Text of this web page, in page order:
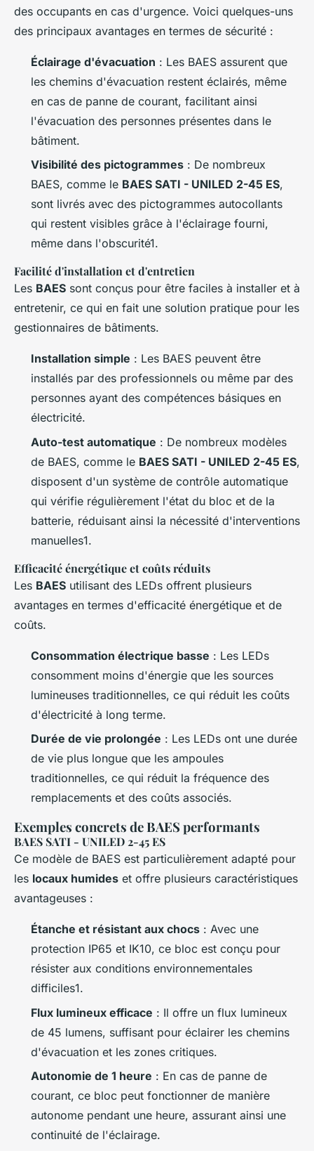
des occupants en cas d'urgence. Voici quelques-uns
des principaux avantages en termes de sécurité :
Éclairage d'évacuation : Les BAES assurent que
les chemins d'évacuation restent éclairés, même
en cas de panne de courant, facilitant ainsi
l'évacuation des personnes présentes dans le
bâtiment.
Visibilité des pictogrammes : De nombreux
BAES, comme le BAES SATI - UNILED 2-45 ES,
sont livrés avec des pictogrammes autocollants
qui restent visibles grâce à l'éclairage fourni,
même dans l'obscurité1.
Facilité d'installation et d'entretien
Les BAES sont conçus pour être faciles à installer et à
entretenir, ce qui en fait une solution pratique pour les
gestionnaires de bâtiments.
Installation simple : Les BAES peuvent être
installés par des professionnels ou même par des
personnes ayant des compétences básiques en
électricité.
Auto-test automatique : De nombreux modèles
de BAES, comme le BAES SATI - UNILED 2-45 ES,
disposent d'un système de contrôle automatique
qui vérifie régulièrement l'état du bloc et de la
batterie, réduisant ainsi la nécessité d'interventions
manuelles1.
Efficacité énergétique et coûts réduits
Les BAES utilisant des LEDs offrent plusieurs
avantages en termes d'efficacité énergétique et de
coûts.
Consommation électrique basse : Les LEDs
consomment moins d'énergie que les sources
lumineuses traditionnelles, ce qui réduit les coûts
d'électricité à long terme.
Durée de vie prolongée : Les LEDs ont une durée
de vie plus longue que les ampoules
traditionnelles, ce qui réduit la fréquence des
remplacements et des coûts associés.
Exemples concrets de BAES performants
BAES SATI - UNILED 2-45 ES
Ce modèle de BAES est particulièrement adapté pour
les locaux humides et offre plusieurs caractéristiques
avantageuses :
Étanche et résistant aux chocs : Avec une
protection IP65 et IK10, ce bloc est conçu pour
résister aux conditions environnementales
difficiles1.
Flux lumineux efficace : Il offre un flux lumineux
de 45 lumens, suffisant pour éclairer les chemins
d'évacuation et les zones critiques.
Autonomie de 1 heure : En cas de panne de
courant, ce bloc peut fonctionner de manière
autonome pendant une heure, assurant ainsi une
continuité de l'éclairage.